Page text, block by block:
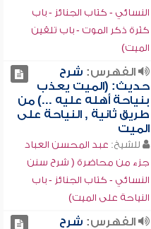
النسائي - كتاب الجنائز - باب
كثرة ذكر الموت - باب تلقين
الميت)
الفهرس: شرح
حديث: (الميت يعذب
بنياحة أهله عليه ...) من
طريق ثانية , النياحة على
الميت
للشيخ: عبد المحسن العباد
جزء من محاضرة ( شرح سنن
النسائي - كتاب الجنائز - باب
النياحة على الميت)
الفهرس: شرح